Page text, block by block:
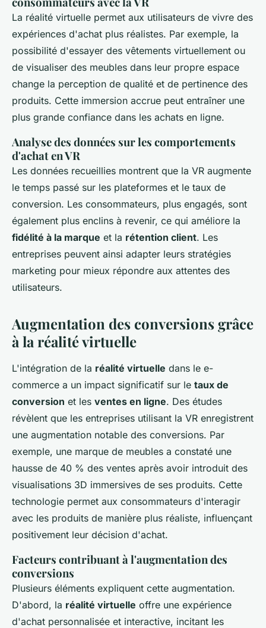
La réalité virtuelle permet aux utilisateurs de vivre des
expériences d'achat plus réalistes. Par exemple, la
possibilité d'essayer des vêtements virtuellement ou
de visualiser des meubles dans leur propre espace
change la perception de qualité et de pertinence des
produits. Cette immersion accrue peut entraîner une
plus grande confiance dans les achats en ligne.
Analyse des données sur les comportements
d'achat en VR
Les données recueillies montrent que la VR augmente
le temps passé sur les plateformes et le taux de
conversion. Les consommateurs, plus engagés, sont
également plus enclins à revenir, ce qui améliore la
fidélité à la marque et la rétention client. Les
entreprises peuvent ainsi adapter leurs stratégies
marketing pour mieux répondre aux attentes des
utilisateurs.
Augmentation des conversions grâce
à la réalité virtuelle
L'intégration de la réalité virtuelle dans le e-
commerce a un impact significatif sur le taux de
conversion et les ventes en ligne. Des études
révèlent que les entreprises utilisant la VR enregistrent
une augmentation notable des conversions. Par
exemple, une marque de meubles a constaté une
hausse de 40 % des ventes après avoir introduit des
visualisations 3D immersives de ses produits. Cette
technologie permet aux consommateurs d'interagir
avec les produits de manière plus réaliste, influençant
positivement leur décision d'achat.
Facteurs contribuant à l'augmentation des
conversions
Plusieurs éléments expliquent cette augmentation.
D'abord, la réalité virtuelle offre une expérience
d'achat personnalisée et interactive, incitant les